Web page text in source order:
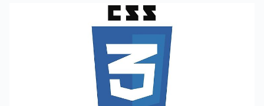
수 없기 때문에 이를 block으로 바꿔줌으로써 너비를 가질 수 있게 변경
해야 합니다. .box { display: block; } 요소에 너비가 지정되었다면 이제
텍스트는 너비를 넘어서게 되면 자동으로 줄바꿈을 하게 됩니다. 자동으
로 줄바꿈되는 것을 white-s..